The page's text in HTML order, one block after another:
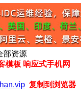
模板 响应式手机网
复制到浏览器